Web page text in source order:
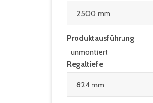
Produktausführung
unmontiert
Regaltiefe